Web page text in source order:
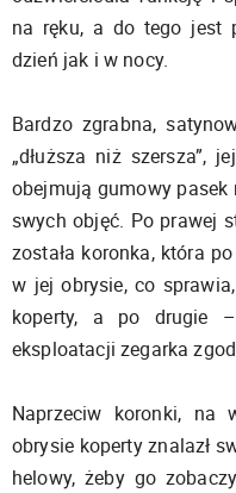
na ręku, a do tego jest
dzień jak i w nocy.
Bardzo zgrabna,
„dłuższa niż szersza”,
obejmują gumowy
swych objęć. Po prawej
została koronka, która
w jej obrysie, co
koperty, a po drugie
eksploatacji zegarka
Naprzeciw koronki, na
obrysie koperty znalazł
helowy, żeby go